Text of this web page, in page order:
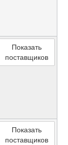
Показать
поставщиков
Показать
поставщиков